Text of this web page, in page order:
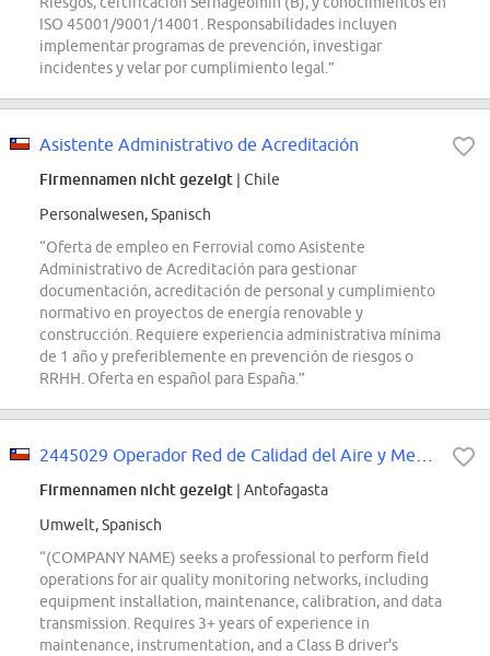
ISO 45001/9001/14001. Responsabilidades incluyen
implementar programas de prevención, investigar
incidentes y velar por cumplimiento legal.”
Asistente Administrativo de Acreditación
Firmennamen nicht gezeigt | Chile
Personalwesen, Spanisch
“Oferta de empleo en Ferrovial como Asistente
Administrativo de Acreditación para gestionar
documentación, acreditación de personal y cumplimiento
normativo en proyectos de energía renovable y
construcción. Requiere experiencia administrativa mínima
de 1 año y preferiblemente en prevención de riesgos o
RRHH. Oferta en español para España.”
Firmennamen nicht gezeigt | Antofagasta
Umwelt, Spanisch
“(COMPANY NAME) seeks a professional to perform field
operations for air quality monitoring networks, including
equipment installation, maintenance, calibration, and data
transmission. Requires 3+ years of experience in
maintenance, instrumentation, and a Class B driver's